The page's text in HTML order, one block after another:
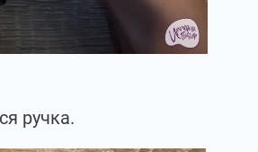
ручка.